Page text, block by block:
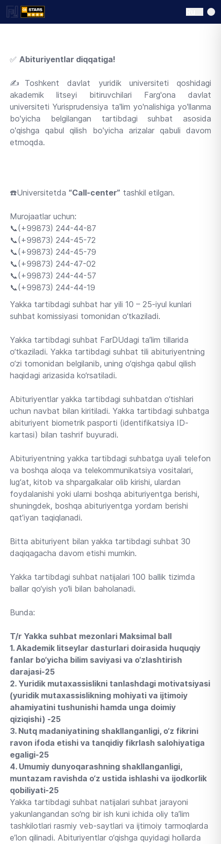
✅ Abituriyentlar diqqatiga!
✍️Toshkent davlat yuridik universiteti qoshidagi
akademik litseyi bitiruvchilari Farg'ona davlat
universiteti Yurisprudensiya ta'lim yo'nalishiga yo'llanma
bo'yicha belgilangan tartibdagi suhbat asosida
o'qishga qabul qilish bo'yicha arizalar qabuli davom
etmoqda.
☎️Universitetda “Call-center” tashkil etilgan.
Murojaatlar uchun:
📞(+99873) 244-44-87
📞(+99873) 244-45-72
📞(+99873) 244-45-79
📞(+99873) 244-47-02
📞(+99873) 244-44-57
📞(+99873) 244-44-19
Yakka tartibdagi suhbat har yili 10 – 25-iyul kunlari
suhbat komissiyasi tomonidan o‘tkaziladi.
Yakka tartibdagi suhbat FarDUdagi ta’lim tillarida
o‘tkaziladi. Yakka tartibdagi suhbat tili abituriyentning
o‘zi tomonidan belgilanib, uning o‘qishga qabul qilish
haqidagi arizasida ko‘rsatiladi.
Abituriyentlar yakka tartibdagi suhbatdan o‘tishlari
uchun navbat bilan kiritiladi. Yakka tartibdagi suhbatga
abituriyent biometrik pasporti (identifikatsiya ID-
kartasi) bilan tashrif buyuradi.
Abituriyentning yakka tartibdagi suhbatga uyali telefon
va boshqa aloqa va telekommunikatsiya vositalari,
lug‘at, kitob va shpargalkalar olib kirishi, ulardan
foydalanishi yoki ularni boshqa abituriyentga berishi,
shuningdek, boshqa abituriyentga yordam berishi
qat’iyan taqiqlanadi.
Bitta abituriyent bilan yakka tartibdagi suhbat 30
daqiqagacha davom etishi mumkin.
Yakka tartibdagi suhbat natijalari 100 ballik tizimda
ballar qo‘yish yo‘li bilan baholanadi.
Bunda:
T/r Yakka suhbat mezonlari Maksimal ball
1. Akademik litseylar dasturlari doirasida huquqiy
fanlar bo‘yicha bilim saviyasi va o‘zlashtirish
darajasi-25
2. Yuridik mutaxassislikni tanlashdagi motivatsiyasi
(yuridik mutaxassislikning mohiyati va ijtimoiy
ahamiyatini tushunishi hamda unga doimiy
qiziqishi) -25
3. Nutq madaniyatining shakllanganligi, o‘z fikrini
ravon ifoda etishi va tanqidiy fikrlash salohiyatiga
egaligi-25
4. Umumiy dunyoqarashning shakllanganligi,
muntazam ravishda o‘z ustida ishlashi va ijodkorlik
qobiliyati-25
Yakka tartibdagi suhbat natijalari suhbat jarayoni
yakunlangandan so‘ng bir ish kuni ichida oliy ta’lim
tashkilotlari rasmiy veb-saytlari va ijtimoiy tarmoqlarda
e’lon qilinadi. Abituriyentlar o‘qishga quyidagi hollarda